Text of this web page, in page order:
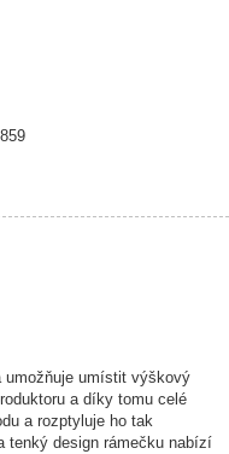
umožňuje umístit výškový
a díky tomu celé
a rozptyluje ho tak
tenký design rámečku nabízí